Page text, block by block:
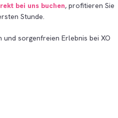
bei uns buchen, profitieren Sie
Stunde.
sorgenfreien Erlebnis bei XO